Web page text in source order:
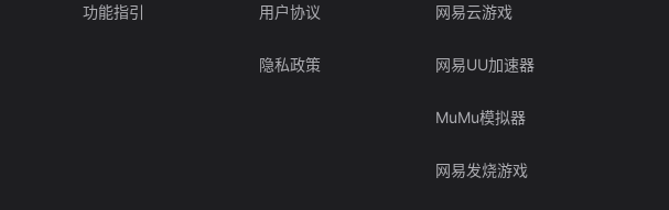
功能指引 用户协议
隐私政策
网易云游戏
网易UU加速器
MuMu模拟器
网易发烧游戏